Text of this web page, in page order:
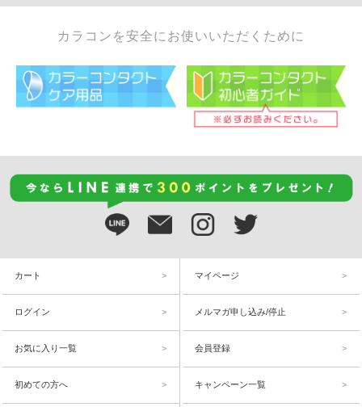
カラコンを安全にお使いいただくために
カート マイページ
ログイン メルマガ申し込み/停止
お気に入り一覧 会員登録
初めての方へ キャンペーン一覧